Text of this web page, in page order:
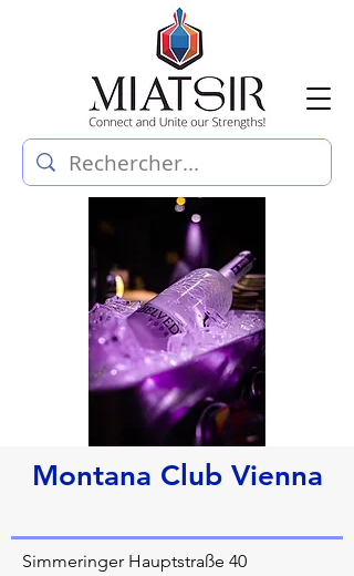
Montana Club Vienna
Simmeringer Hauptstraße 40